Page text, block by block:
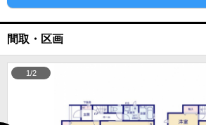
間取・区画
1/2